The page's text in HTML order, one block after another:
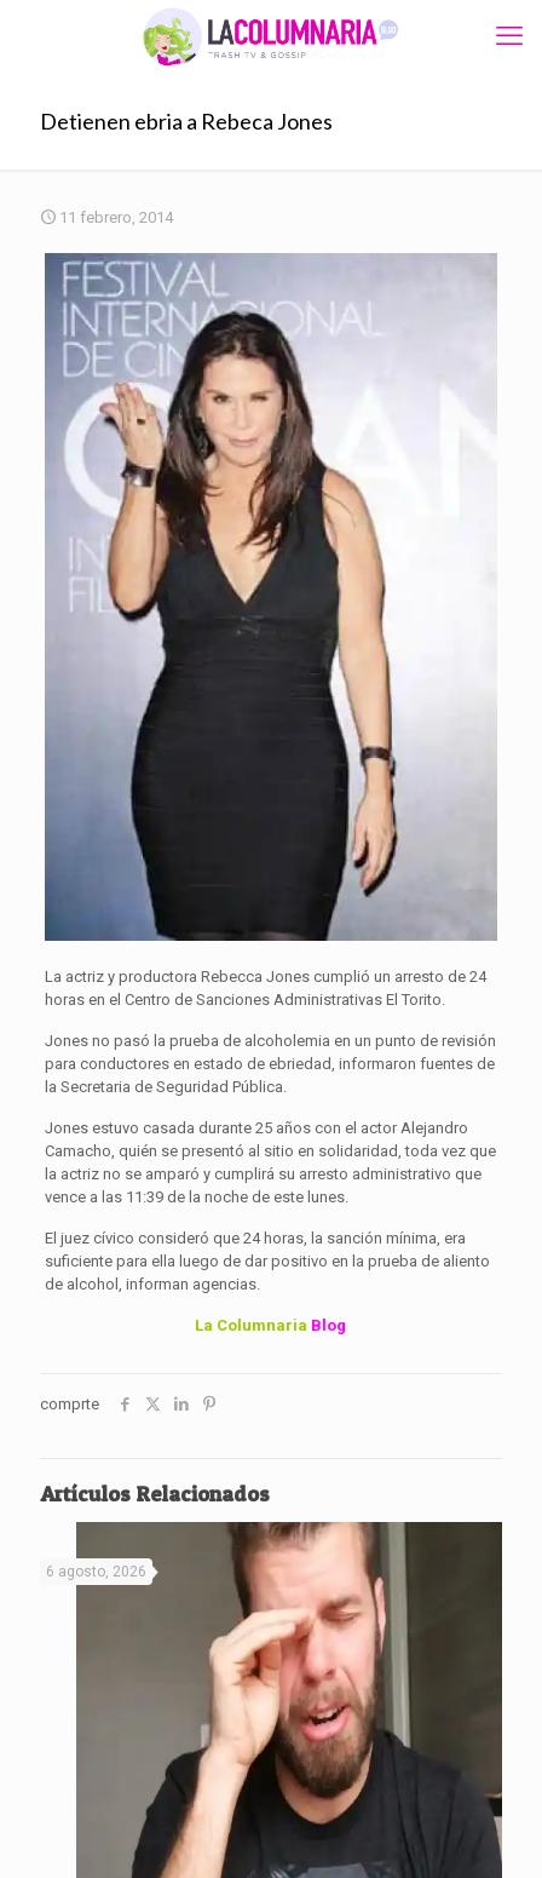
Detienen ebria a Rebeca Jones
11 febrero, 2014
La actriz y productora Rebecca Jones cumplió un arresto de 24
horas en el Centro de Sanciones Administrativas El Torito.
Jones no pasó la prueba de alcoholemia en un punto de revisión
para conductores en estado de ebriedad, informaron fuentes de
la Secretaria de Seguridad Pública.
Jones estuvo casada durante 25 años con el actor Alejandro
Camacho, quién se presentó al sitio en solidaridad, toda vez que
la actriz no se amparó y cumplirá su arresto administrativo que
vence a las 11:39 de la noche de este lunes.
El juez cívico consideró que 24 horas, la sanción mínima, era
suficiente para ella luego de dar positivo en la prueba de aliento
de alcohol, informan agencias.
La Columnaria Blog
comprte
Artículos Relacionados
6 agosto, 2026